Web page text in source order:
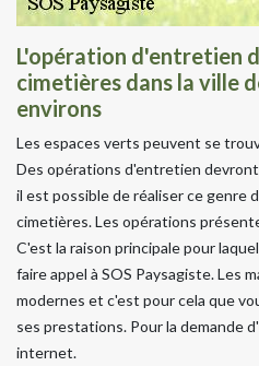
L'opération d'entretien
cimetières dans la ville
environs
Les espaces verts peuvent se
Des opérations d'entretien
il est possible de réaliser ce genre
cimetières. Les opérations
C'est la raison principale pour
faire appel à SOS Paysagiste. Les
modernes et c'est pour cela que
ses prestations. Pour la demande
internet.